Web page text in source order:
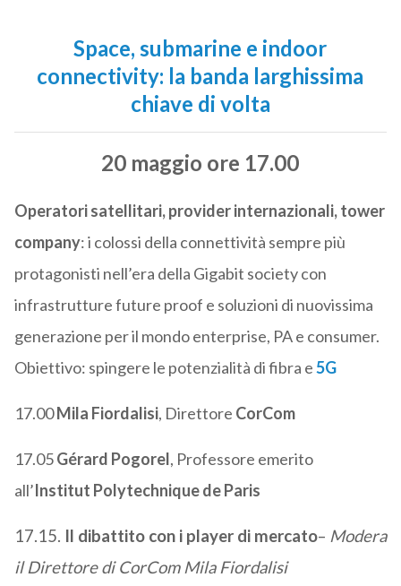
Space, submarine e indoor
connectivity: la banda larghissima
chiave di volta
20 maggio ore 17.00
Operatori satellitari, provider internazionali, tower
company: i colossi della connettività sempre più
protagonisti nell’era della Gigabit society con
infrastrutture future proof e soluzioni di nuovissima
generazione per il mondo enterprise, PA e consumer.
Obiettivo: spingere le potenzialità di fibra e5G
17.00Mila Fiordalisi, Direttore CorCom
17.05Gérard Pogorel, Professore emerito
all’Institut Polytechnique de Paris
17.15. Il dibattito con i player di mercato– Modera
il Direttore di CorCom Mila Fiordalisi